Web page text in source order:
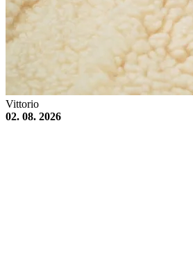
Vittorio
02. 08. 2026